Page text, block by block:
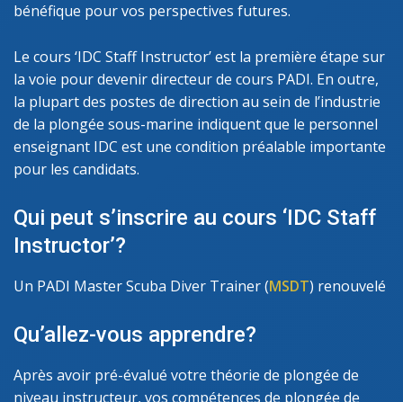
bénéfique pour vos perspectives futures.
Le cours ‘IDC Staff Instructor’ est la première étape sur
la voie pour devenir directeur de cours PADI. En outre,
la plupart des postes de direction au sein de l’industrie
de la plongée sous-marine indiquent que le personnel
enseignant IDC est une condition préalable importante
pour les candidats.
Qui peut s’inscrire au cours ‘IDC Staff
Instructor’?
Un PADI Master Scuba Diver Trainer (MSDT) renouvelé
Qu’allez-vous apprendre?
Après avoir pré-évalué votre théorie de plongée de
niveau instructeur, vos compétences de plongée de